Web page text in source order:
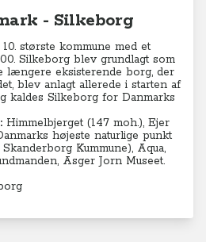
- Silkeborg
største kommune med et
Silkeborg blev grundlagt som
længere eksisterende borg, der
blev anlagt allerede i starten af
kaldes Silkeborg for Danmarks
Himmelbjerget (147 moh.), Ejer
højeste naturlige punkt
Kummune), Aqua,
Asger Jorn Museet.